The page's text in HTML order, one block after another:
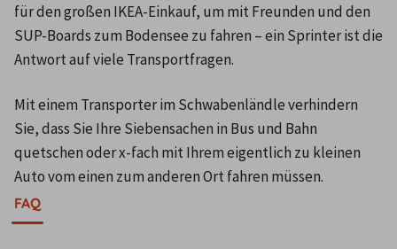
für den großen IKEA-Einkauf, um mit Freunden und den
SUP-Boards zum Bodensee zu fahren – ein Sprinter ist die
Antwort auf viele Transportfragen.
Mit einem Transporter im Schwabenländle verhindern
Sie, dass Sie Ihre Siebensachen in Bus und Bahn
quetschen oder x-fach mit Ihrem eigentlich zu kleinen
Auto vom einen zum anderen Ort fahren müssen.
FAQ